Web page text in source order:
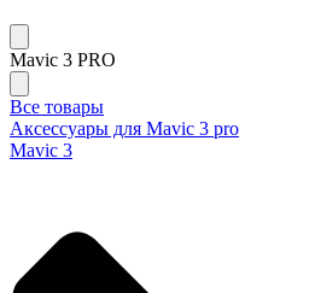
Mavic 3 PRO
Все товары
Аксессуары для Mavic 3 pro
Mavic 3